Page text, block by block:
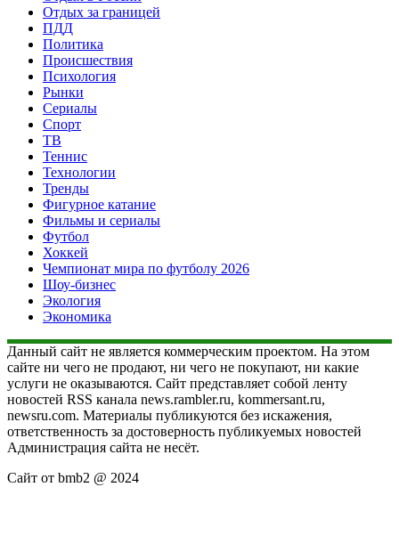
Отдых за границей
ПДД
Политика
Происшествия
Психология
Рынки
Сериалы
Спорт
ТВ
Теннис
Технологии
Тренды
Фигурное катание
Фильмы и сериалы
Футбол
Хоккей
Чемпионат мира по футболу 2026
Шоу-бизнес
Экология
Экономика
Данный сайт не является коммерческим проектом. На этом
сайте ни чего не продают, ни чего не покупают, ни какие
услуги не оказываются. Сайт представляет собой ленту
новостей RSS канала news.rambler.ru, kommersant.ru,
newsru.com. Материалы публикуются без искажения,
ответственность за достоверность публикуемых новостей
Администрация сайта не несёт.
Сайт от bmb2 @ 2024